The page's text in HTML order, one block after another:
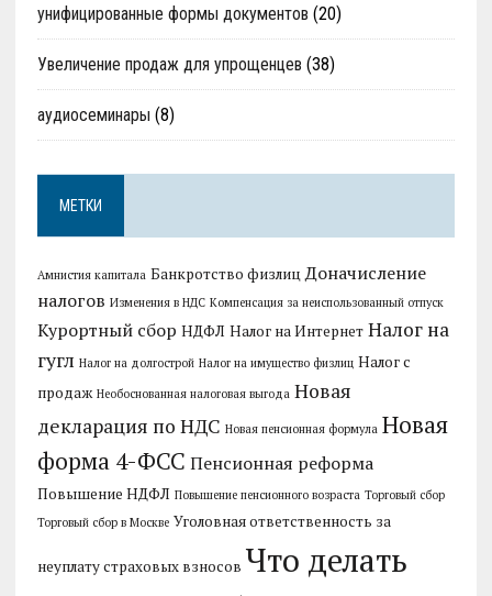
унифицированные формы документов (20)
Увеличение продаж для упрощенцев (38)
аудиосеминары (8)
МЕТКИ
Амнистия капитала Банкротство физлиц Доначисление
налогов Изменения в НДС Компенсация за неиспользованный отпуск
Курортный сбор НДФЛ Налог на Интернет Налог на
гугл Налог на долгострой Налог на имущество физлиц Налог с
продаж Необоснованная налоговая выгода Новая
декларация по НДС Новая пенсионная формула Новая
форма 4-ФСС Пенсионная реформа
Повышение НДФЛ Повышение пенсионного возраста Торговый сбор
Торговый сбор в Москве Уголовная ответственность за
неуплату страховых взносов Что делать